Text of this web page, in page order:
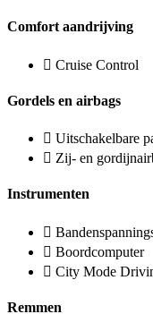
Comfort aandrijving
Cruise Control
Gordels en airbags
Uitschakelbare
Zij- en
Instrumenten
Boordcomputer
City Mode
Remmen